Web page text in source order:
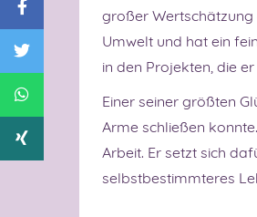
großer Wertschätzung
Umwelt und hat ein
in den Projekten, die
Einer seiner größten
Arme schließen
Arbeit. Er setzt sich
selbstbestimmteres